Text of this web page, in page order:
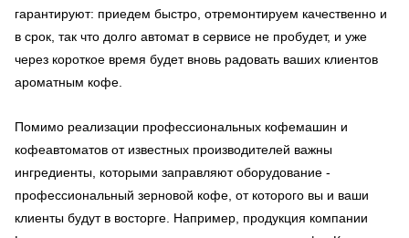
гарантируют: приедем быстро, отремонтируем качественно и
в срок, так что долго автомат в сервисе не пробудет, и уже
через короткое время будет вновь радовать ваших клиентов
ароматным кофе.
Помимо реализации профессиональных кофемашин и
кофеавтоматов от известных производителей важны
ингредиенты, которыми заправляют оборудование -
профессиональный зерновой кофе, от которого вы и ваши
клиенты будут в восторге. Например, продукция компании